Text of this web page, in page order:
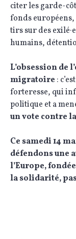
citer les garde-
fonds européens,
tirs sur des
humains,
L’obsession de
migratoire :
forteresse, qui
politique et a
un vote contre
Ce samedi 14
défendons une
l’Europe,
la solidarité,